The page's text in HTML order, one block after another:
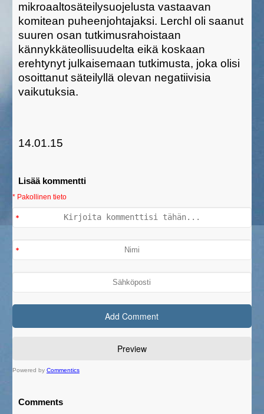
mikroaaltosäteilysuojelusta vastaavan
komitean puheenjohtajaksi. Lerchl oli saanut
suuren osan tutkimusrahoistaan
kännykkäteollisuudelta eikä koskaan
erehtynyt julkaisemaan tutkimusta, joka olisi
osoittanut säteilyllä olevan negatiivisia
vaikutuksia.
14.01.15
Lisää kommentti
* Pakollinen tieto
Powered by Commentics
Comments